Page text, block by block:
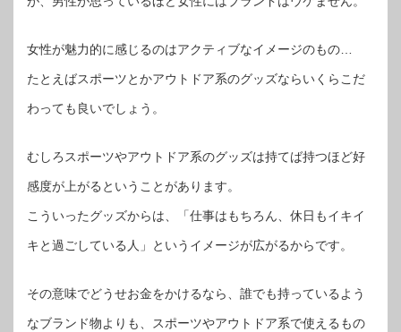
女性が魅力的に感じるのはアクティブなイメージのもの…
たとえばスポーツとかアウトドア系のグッズならいくらこだ
わっても良いでしょう。
むしろスポーツやアウトドア系のグッズは持てば持つほど好
感度が上がるということがあります。
こういったグッズからは、「仕事はもちろん、休日もイキイ
キと過ごしている人」というイメージが広がるからです。
その意味でどうせお金をかけるなら、誰でも持っているよう
なブランド物よりも、スポーツやアウトドア系で使えるもの